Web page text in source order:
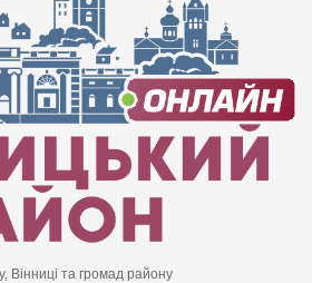
Вінниці та громад району